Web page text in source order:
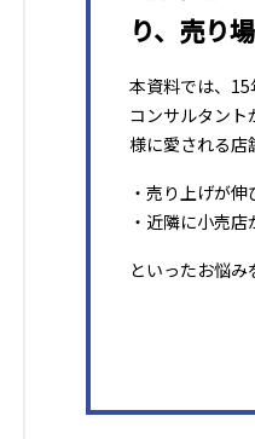
り、売り
本資料では、
コンサルタン
様に愛される店
・売り上げが
・近隣に小売
といったお悩み